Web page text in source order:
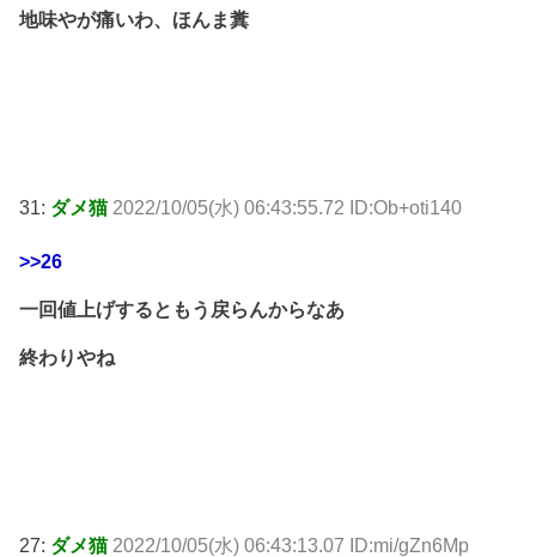
地味やが痛いわ、ほんま糞
31: ダメ猫 2022/10/05(水) 06:43:55.72 ID:Ob+oti140
>>26
一回値上げするともう戻らんからなあ
終わりやね
27: ダメ猫 2022/10/05(水) 06:43:13.07 ID:mi/gZn6Mp